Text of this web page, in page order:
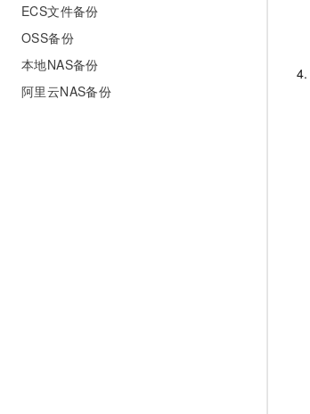
ECS文件备份
OSS备份
本地NAS备份
阿里云NAS备份